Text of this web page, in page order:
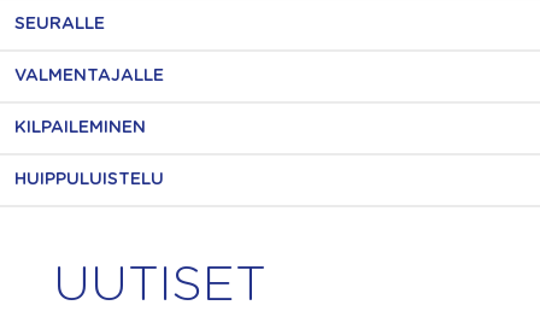
SEURALLE
VALMENTAJALLE
KILPAILEMINEN
HUIPPULUISTELU
UUTISET